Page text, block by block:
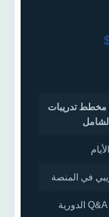
مخطط تدريبات
الشامل
في المنصة